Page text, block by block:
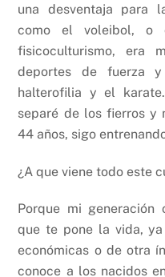
una desventaja para
como el voleibol, o
fisicoculturismo, era
deportes de fuerza
halterofilia y el
separé de los fierros y
44 años, sigo
¿A que viene todo este
Porque mi
que te pone la vida,
económicas o de otra
conoce a los nacidos